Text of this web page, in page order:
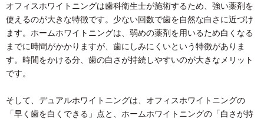
オフィスホワイトニングは歯科衛生士が施術するため、強い薬剤を
使えるのが大きな特徴です。少ない回数で歯を自然な白さに近づけ
ます。ホームホワイトニングは、弱めの薬剤を用いるため白くなる
までに時間がかかりますが、歯にしみにくいという特徴がありま
す。時間をかける分、歯の白さが持続しやすいのが大きなメリット
です。
そして、デュアルホワイトニングは、オフィスホワイトニングの
「早く歯を白くできる」点と、ホームホワイトニングの「白さが持